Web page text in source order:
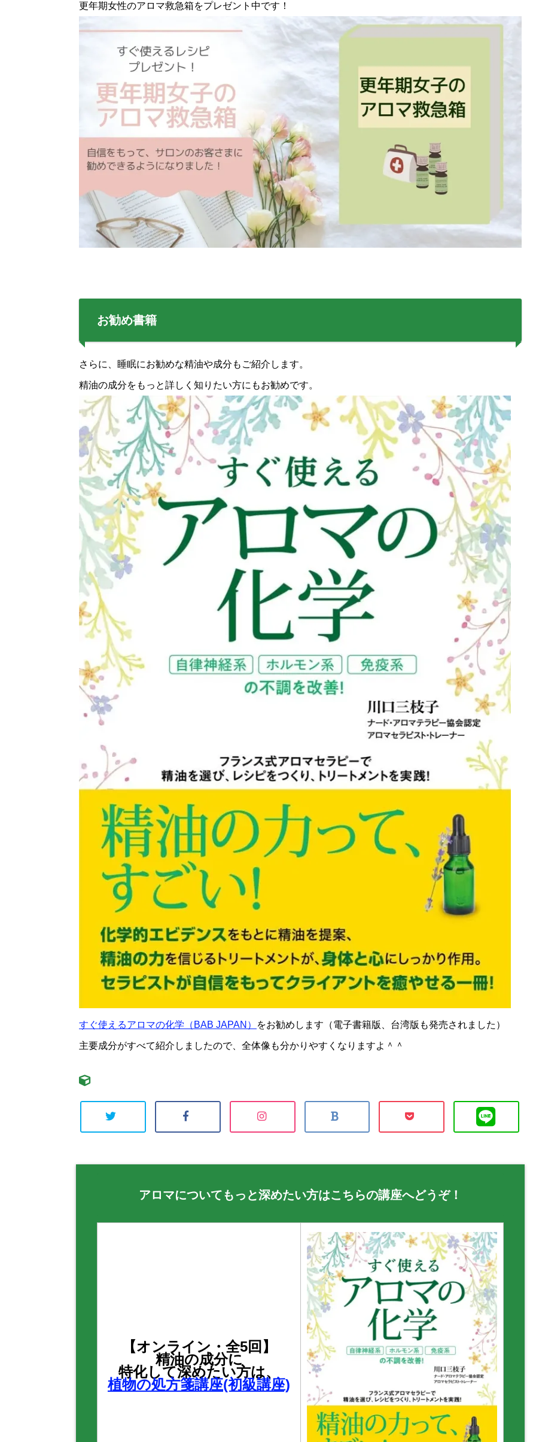
更年期女性のアロマ救急箱をプレゼント中です！
お勧め書籍
さらに、睡眠にお勧めな精油や成分もご紹介します。
精油の成分をもっと詳しく知りたい方にもお勧めです。
すぐ使えるアロマの化学（BAB JAPAN） をお勧めします（電子書籍版、台湾版も発売されました）
主要成分がすべて紹介しましたので、全体像も分かりやすくなりますよ＾＾
アロマについてもっと深めたい方はこちらの講座へどうぞ！
【オンライン・全5回】
精油の成分に
特化して深めたい方は、
植物の処方箋講座(初級講座)